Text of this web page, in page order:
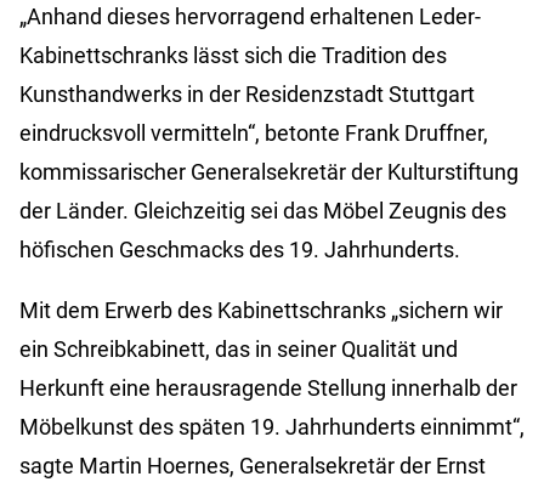
„Anhand dieses hervorragend erhaltenen Leder-
Kabinettschranks lässt sich die Tradition des
Kunsthandwerks in der Residenzstadt Stuttgart
eindrucksvoll vermitteln“, betonte Frank Druffner,
kommissarischer Generalsekretär der Kulturstiftung
der Länder. Gleichzeitig sei das Möbel Zeugnis des
höfischen Geschmacks des 19. Jahrhunderts.
Mit dem Erwerb des Kabinettschranks „sichern wir
ein Schreibkabinett, das in seiner Qualität und
Herkunft eine herausragende Stellung innerhalb der
Möbelkunst des späten 19. Jahrhunderts einnimmt“,
sagte Martin Hoernes, Generalsekretär der Ernst